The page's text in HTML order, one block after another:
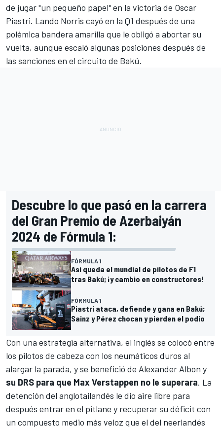
de jugar "un pequeño papel" en la victoria de Oscar
Piastri. Lando Norris cayó en la Q1 después de una
polémica bandera amarilla que le obligó a abortar su
vuelta, aunque escaló algunas posiciones después de
las sanciones en el circuito de Bakú.
Descubre lo que pasó en la carrera
del Gran Premio de Azerbaiyán
2024 de Fórmula 1:
FÓRMULA 1
Así queda el mundial de pilotos de F1
tras Bakú; ¡y cambio en constructores!
FÓRMULA 1
Piastri ataca, defiende y gana en Bakú;
Sainz y Pérez chocan y pierden el podio
Con una estrategia alternativa, el inglés se colocó entre
los pilotos de cabeza con los neumáticos duros al
alargar la parada, y se benefició de Alexander Albon y
su DRS para que Max Verstappen no le superara. La
detención del anglotailandés le dio aire libre para
después entrar en el pitlane y recuperar su déficit con
un compuesto medio más veloz que el del neerlandés